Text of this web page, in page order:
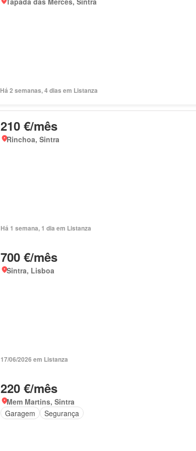
Há 2 semanas, 4 dias em Listanza
210 €/mês
Rinchoa, Sintra
Há 1 semana, 1 dia em Listanza
700 €/mês
Sintra, Lisboa
17/06/2026 em Listanza
220 €/mês
Mem Martins, Sintra
Garagem
Segurança